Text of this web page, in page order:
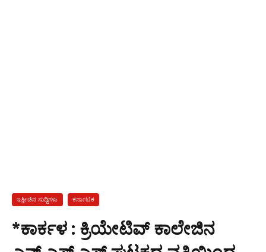
ಇತ್ತೀಚಿನ ಸುದ್ದಿಗಳು ಕರ್ನಾಟಕ
*ಕಾರ್ಕಳ : ಕ್ರಿಯೇಟಿವ್ ಕಾಲೇಜಿನ